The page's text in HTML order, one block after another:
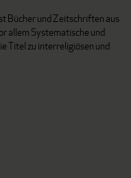
Bücher und Zeitschriften aus
allem Systematische und
Titel zu interreligiösen und